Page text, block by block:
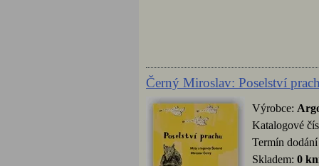
Černý Miroslav: Poselství
Výrobce:
Katalogové
Termín
Skladem: 0